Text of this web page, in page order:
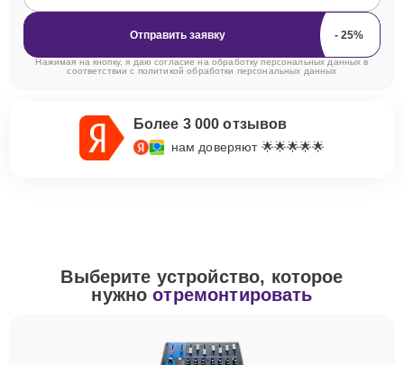
Отправить заявку
Нажимая на кнопку, я даю согласие на обработку персональных данных в
соответствии с политикой обработки персональных данных
Более 3 000 отзывов
нам доверяют 🌟🌟🌟🌟🌟
Выберите устройство, которое
нужноотремонтировать